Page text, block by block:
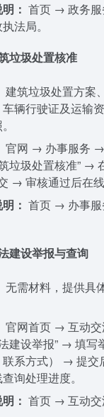
： 首页 → 政务
法局。
垃圾处置核准
建筑垃圾处置方案
辆行驶证及运输
官网 → 办事服务 →
垃圾处置核准” →
→ 审核通过后在线
： 首页 → 办事
建设举报与查询
无需材料，提供具
官网首页 → 互动交
建设举报” → 填写
联系方式） → 提
询处理进度。
： 首页 → 互动交